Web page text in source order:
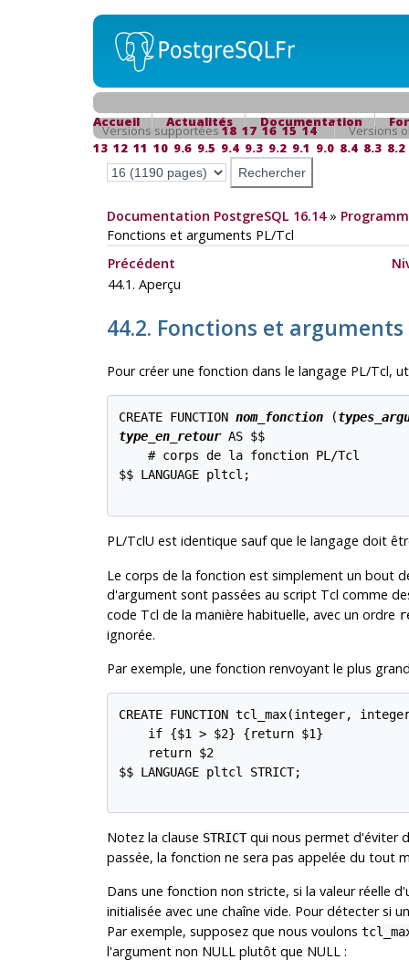
Accueil Actualités Documentation
Versions supportées18 17 16 15 14
Versions
13 12 11 10 9.6 9.5 9.4 9.3 9.2 9.1 9.0 8.4 8.3 8.2
Documentation PostgreSQL 16.14»
Fonctions et arguments PL/Tcl
Précédent
44.1. Aperçu
44.2. Fonctions et
Pour créer une fonction dans le langage PL/Tcl,
CREATE FUNCTION nom_fonction (
type_en_retour AS $$
    # corps de la fonction PL/Tcl
$$ LANGUAGE pltcl;
PL/TclU est identique sauf que le langage doit
Le corps de la fonction est simplement un bout
d'argument sont passées au script Tcl comme
code Tcl de la manière habituelle, avec un ordre
ignorée.
Par exemple, une fonction renvoyant le plus
CREATE FUNCTION tcl_max(integer,
    if {$1 > $2} {return $1}
    return $2
$$ LANGUAGE pltcl STRICT;
Notez la clause STRICTqui nous permet d'éviter
passée, la fonction ne sera pas appelée du tout
Dans une fonction non stricte, si la valeur réelle
initialisée avec une chaîne vide. Pour détecter si
Par exemple, supposez que nous voulons
l'argument non NULL plutôt que NULL :